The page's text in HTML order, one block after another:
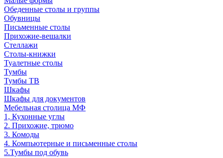
Обеденные столы и группы
Обувницы
Письменные столы
Прихожие-вешалки
Стеллажи
Столы-книжки
Туалетные столы
Тумбы
Тумбы ТВ
Шкафы
Шкафы для документов
Мебельная столица МФ
1, Кухонные углы
2. Прихожие, трюмо
3. Комоды
4. Компьютерные и письменные столы
5.Тумбы под обувь